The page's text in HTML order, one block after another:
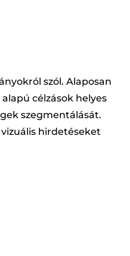
szól. Alaposan
célzások helyes
szegmentálását.
hirdetéseket